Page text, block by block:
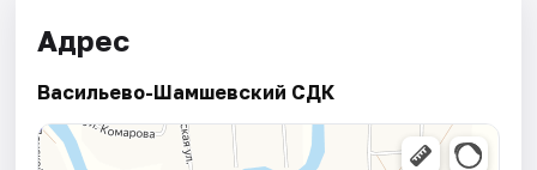
Адрес
Васильево-Шамшевский СДК